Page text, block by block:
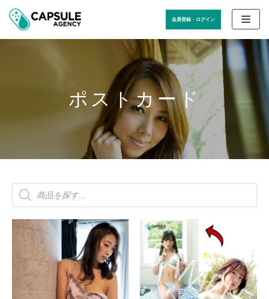
コ
ン
テ
会員登録・ログイン
ポストカード